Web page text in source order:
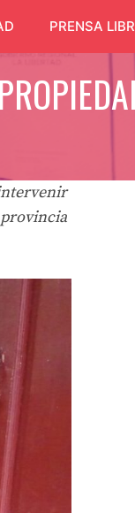
PRENSA